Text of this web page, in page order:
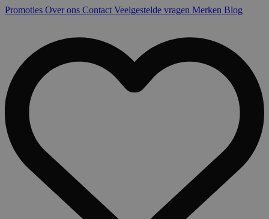
Promoties Over ons Contact Veelgestelde vragen Merken Blog